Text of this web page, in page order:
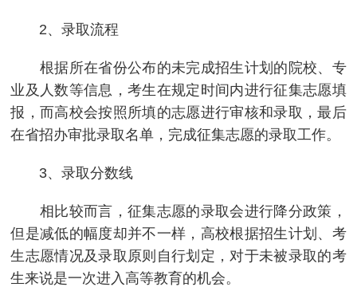
2、录取流程
根据所在省份公布的未完成招生计划的院校、专
业及人数等信息，考生在规定时间内进行征集志愿填
报，而高校会按照所填的志愿进行审核和录取，最后
在省招办审批录取名单，完成征集志愿的录取工作。
3、录取分数线
相比较而言，征集志愿的录取会进行降分政策，
但是减低的幅度却并不一样，高校根据招生计划、考
生志愿情况及录取原则自行划定，对于未被录取的考
生来说是一次进入高等教育的机会。